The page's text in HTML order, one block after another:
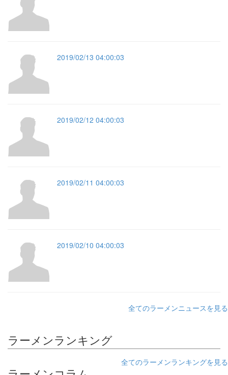
2019/02/13 04:00:03
2019/02/12 04:00:03
2019/02/11 04:00:03
2019/02/10 04:00:03
全てのラーメンニュースを見る
ラーメンランキング
全てのラーメンランキングを見る